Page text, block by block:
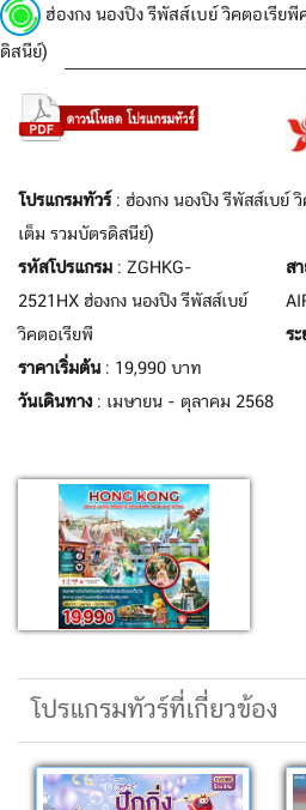
ฮ่องกง นองปิง รีพัสส์เบย์ วิคตอเรีย
ดิสนีย์)
โปรแกรมทัวร์: ฮ่องกง นองปิง รีพัสส์เบย์
เต็ม รวมบัตรดิสนีย์)
รหัสโปรแกรม: ZGHKG-
2521HX ฮ่องกง นองปิง รีพัสส์เบย์
วิคตอเรียพี
ส
ร
ราคาเริ่มต้น: 19,990 บาท
วันเดินทาง: เมษายน - ตุลาคม 2568
โปรแกรมทัวร์ที่เกี่ยวข้อง